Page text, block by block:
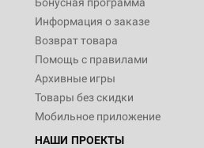
Бонусная программа
Информация о заказе
Возврат товара
Помощь с правилами
Архивные игры
Товары без скидки
Мобильное приложение
НАШИ ПРОЕКТЫ